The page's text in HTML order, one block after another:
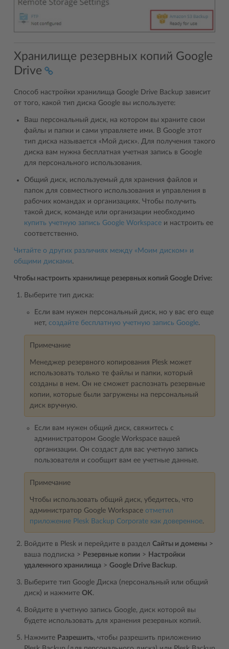
Хранилище резервных копий Google
Drive
Способ настройки хранилища Google Drive Backup зависит
от того, какой тип диска Google вы используете:
Ваш персональный диск, на котором вы храните свои
файлы и папки и сами управляете ими. В Google этот
тип диска называется «Мой диск». Для получения такого
диска вам нужна бесплатная учетная запись в Google
для персонального использования.
Общий диск, используемый для хранения файлов и
папок для совместного использования и управления в
рабочих командах и организациях. Чтобы получить
такой диск, команде или организации необходимо
купить учетную запись Google Workspace и настроить ее
соответственно.
Читайте о других различиях между «Моим диском» и
общими дисками.
Чтобы настроить хранилище резервных копий Google Drive:
Выберите тип диска:
Если вам нужен персональный диск, но у вас его еще
нет, создайте бесплатную учетную запись Google.
Примечание
Менеджер резервного копирования Plesk может
использовать только те файлы и папки, который
созданы в нем. Он не сможет распознать резервные
копии, которые были загружены на персональный
диск вручную.
Если вам нужен общий диск, свяжитесь с
администратором Google Workspace вашей
организации. Он создаст для вас учетную запись
пользователя и сообщит вам ее учетные данные.
Примечание
Чтобы использовать общий диск, убедитесь, что
администратор Google Workspace отметил
приложение Plesk Backup Corporate как доверенное.
Войдите в Plesk и перейдите в раздел Сайты и домены >
ваша подписка > Резервные копии > Настройки
удаленного хранилища > Google Drive Backup.
Выберите тип Google Диска (персональный или общий
диск) и нажмите OK.
Войдите в учетную запись Google, диск которой вы
будете использовать для хранения резервных копий.
Нажмите Разрешить, чтобы разрешить приложению